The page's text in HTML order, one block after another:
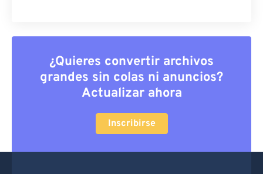
¿Quieres convertir archivos
grandes sin colas ni anuncios?
Actualizar ahora
Inscribirse